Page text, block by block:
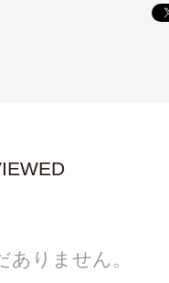
りません。